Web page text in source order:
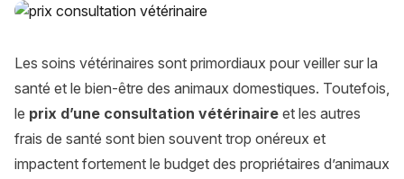
Combien coûte une consultation chez le vétérinaire ?
Les soins vétérinaires sont primordiaux pour veiller sur la
santé et le bien-être des animaux domestiques. Toutefois,
le prix d’une consultation vétérinaire et les autres
frais de santé sont bien souvent trop onéreux et
impactent fortement le budget des propriétaires d’animaux